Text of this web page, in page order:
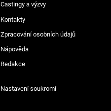
Castingy a výzvy
Kontakty
Zpracování osobních údajů
Nápověda
Redakce
Nastavení soukromí